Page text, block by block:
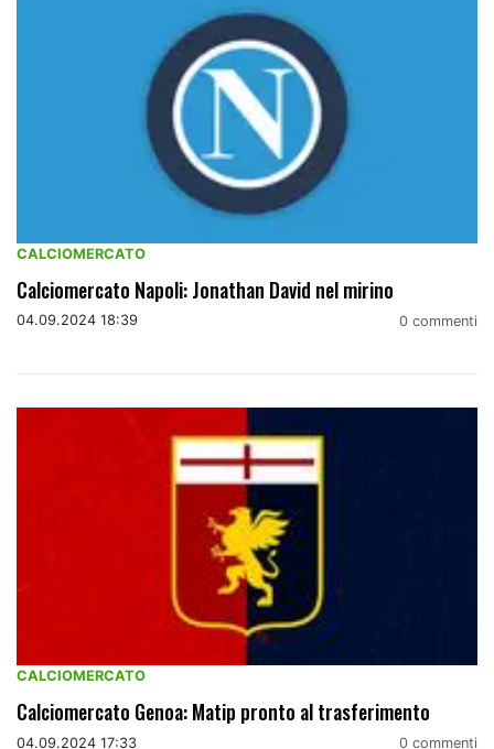
CALCIOMERCATO
Calciomercato Napoli: Jonathan David nel mirino
04.09.2024 18:39 0 commenti
CALCIOMERCATO
Calciomercato Genoa: Matip pronto al trasferimento
04.09.2024 17:33 0 commenti